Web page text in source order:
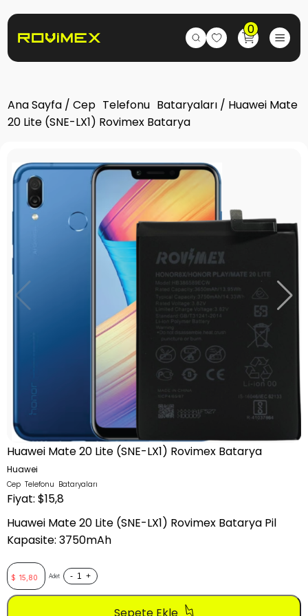
0
Ana Sayfa / Cep Telefonu Bataryaları / Huawei Mate
20 Lite (SNE-LX1) Rovimex Batarya
Huawei Mate 20 Lite (SNE-LX1) Rovimex Batarya
Huawei
Cep Telefonu Bataryaları
Fiyat: $15,8
Huawei Mate 20 Lite (SNE-LX1) Rovimex Batarya Pil
Kapasite: 3750mAh
$ 15,80 Adet - +